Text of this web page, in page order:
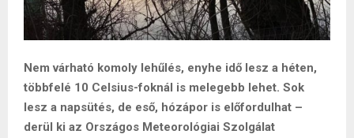
Nem várható komoly lehűlés, enyhe idő lesz a héten,
többfelé 10 Celsius-foknál is melegebb lehet. Sok
lesz a napsütés, de eső, hózápor is előfordulhat –
derül ki az Országos Meteorológiai Szolgálat